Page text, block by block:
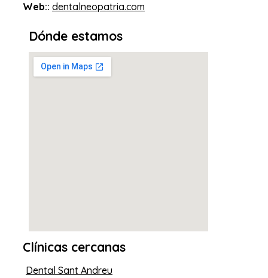
Web:: dentalneopatria.com
Dónde estamos
Clínicas cercanas
Dental Sant Andreu